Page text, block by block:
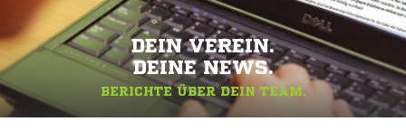
DEIN VEREIN.
DEINE NEWS.
BERICHTE ÜBER DEIN TEAM.